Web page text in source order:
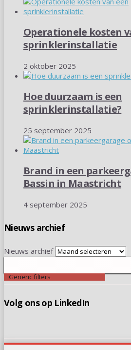
Operationele kosten
sprinklerinstallatie
2 oktober 2025
Hoe duurzaam is een
sprinklerinstallatie?
25 september 2025
Brand in een
Bassin in Maastricht
4 september 2025
Nieuws archief
Nieuws archief
Generic filters
Volg ons op LinkedIn